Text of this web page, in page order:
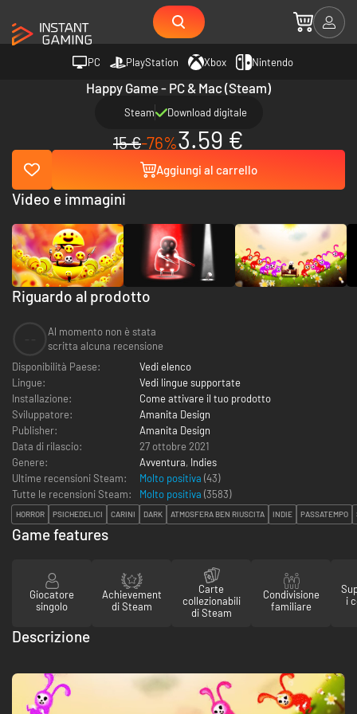
PC PlayStation Xbox Nintendo
Happy Game - PC & Mac (Steam)
Steam Download digitale
15 €-76%3.59 €
Aggiungi al carrello
Riguardo al prodotto
Al momento non è stata
scritta alcuna recensione
Disponibilità Paese:
Vedi elenco
Lingue:
Vedi lingue supportate
Installazione:
Come attivare il tuo prodotto
Sviluppatore:
Amanita Design
Publisher:
Amanita Design
Data di rilascio:
27 ottobre 2021
Genere:
Avventura, Indies
Ultime recensioni Steam:
Molto positiva (43)
Tutte le recensioni Steam:
Molto positiva (3583)
HORROR PSICHEDELICI CARINI DARK ATMOSFERA BEN RIUSCITA INDIE PASSATEMPO
Video e immagini
Game features
Giocatore
singolo
Achievement
di Steam
Carte
collezionabili
di Steam
Condivisione
familiare
i
Descrizione